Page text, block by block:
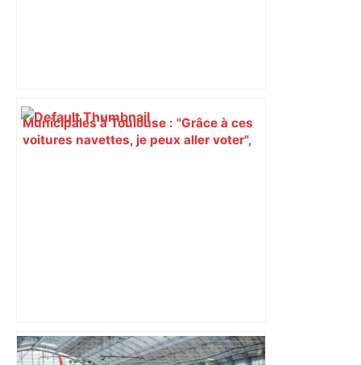
Municipales à Toulouse : "Grâce à ces
voitures navettes, je peux aller voter",
Toulouse : le viaduc de la ligne C du